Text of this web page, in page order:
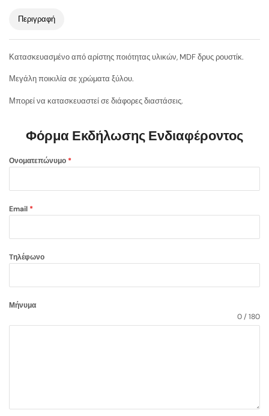
Περιγραφή
Κατασκευασμένο από αρίστης ποιότητας υλικών, MDF δρυς ρουστίκ.
Μεγάλη ποικιλία σε χρώματα ξύλου.
Μπορεί να κατασκευαστεί σε διάφορες διαστάσεις.
Φόρμα Εκδήλωσης Ενδιαφέροντος
Ονοματεπώνυμο *
Email *
Tηλέφωνο
Μήνυμα
0 / 180